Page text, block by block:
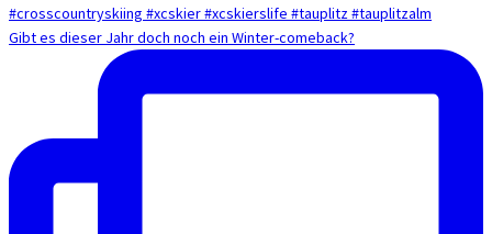
Gibt es dieser Jahr doch noch ein Winter-comeback?